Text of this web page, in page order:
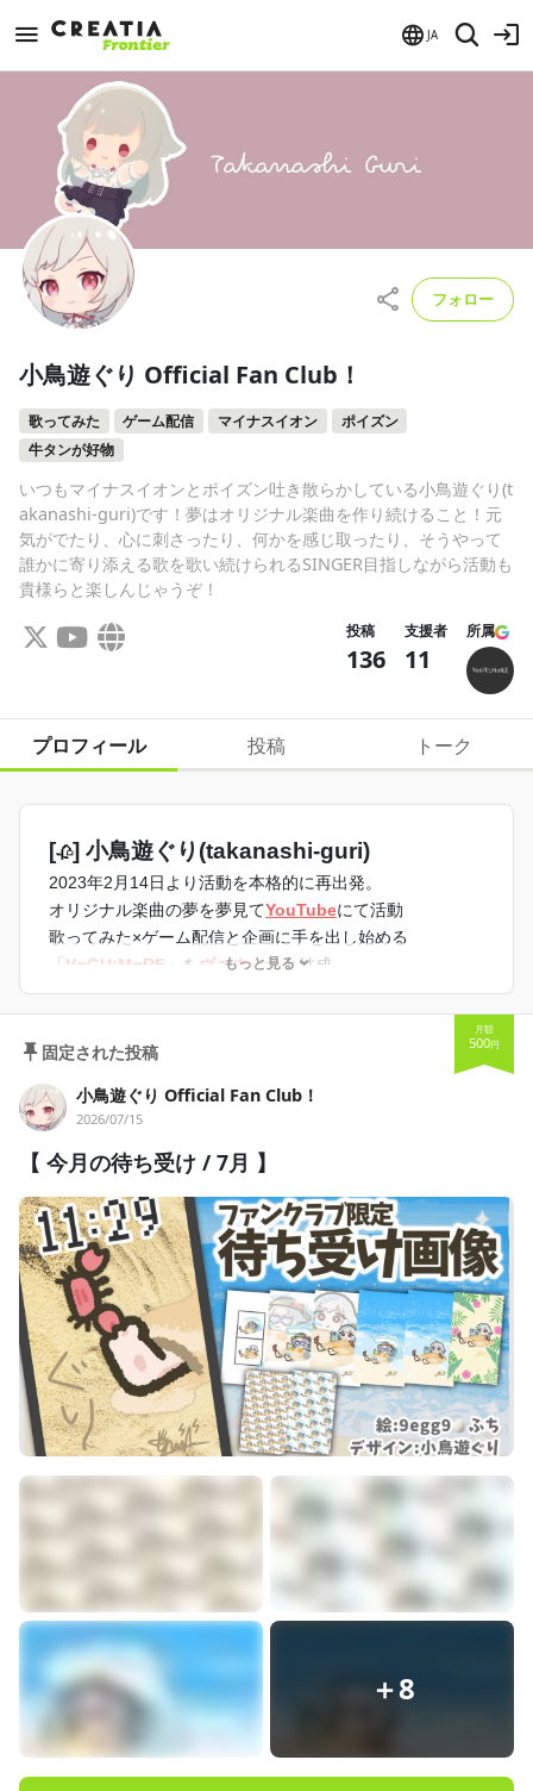
JA
小鳥遊ぐり Official Fan Club！
歌ってみた ゲーム配信 マイナスイオン
ポイズン
牛タンが好物
いつもマイナスイオンとポイズン吐き散らかしている小鳥遊ぐり(t
akanashi-guri)です！夢はオリジナル楽曲を作り続けること！元
気がでたり、心に刺さったり、何かを感じ取ったり、そうやって
誰かに寄り添える歌を歌い続けられるSINGER目指しながら活動も
貴様らと楽しんじゃうぞ！
投稿
136
支援者
11
所属
フォロー
プロフィール 投稿 トーク
[🥀] 小鳥遊ぐり(takanashi-guri)
2023年2月14日より活動を本格的に再出発。
オリジナル楽曲の夢を夢見てYouTubeにて活動
歌ってみた×ゲーム配信と企画に手を出し始める
「 VαGU:MαRE 」を ヴァネッサと結成
「みかんぐみ」でマイクラゲーム実況に挑戦中
／
＼
ファンネーム：貴様ら
ファンマーク：🥀🫧
◤今の夢・目標
オリジナル楽曲を作り続ける
楽しいに挑戦して共有し続ける
企業さまとコラボグッズを作る
YouTubeチャンネル登録者1万人...etc.
＞＞今後の活動方針はコチラ
◤各種SNSリンクはこちら
YouTube ／活動場所はここ！
Twitter
／最新情報はこちらだぜええ！
グッズ購入
／ポケモン配信企画置き場！
◤ハッシュタグまとめ(＃)
ファンネーム　 #貴様ら
イラスト　#お嬢へ献上す
切り抜き　#ぐりっと切ったんよ
エゴサ　#ぐりぐりみてみて
もっと見る
固定された投稿
小鳥遊ぐり Official Fan Club！
2026/07/15
月額
500円
【 今月の待ち受け / 7月 】
＋8